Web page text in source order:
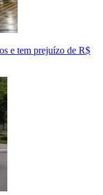
e tem prejuízo de R$